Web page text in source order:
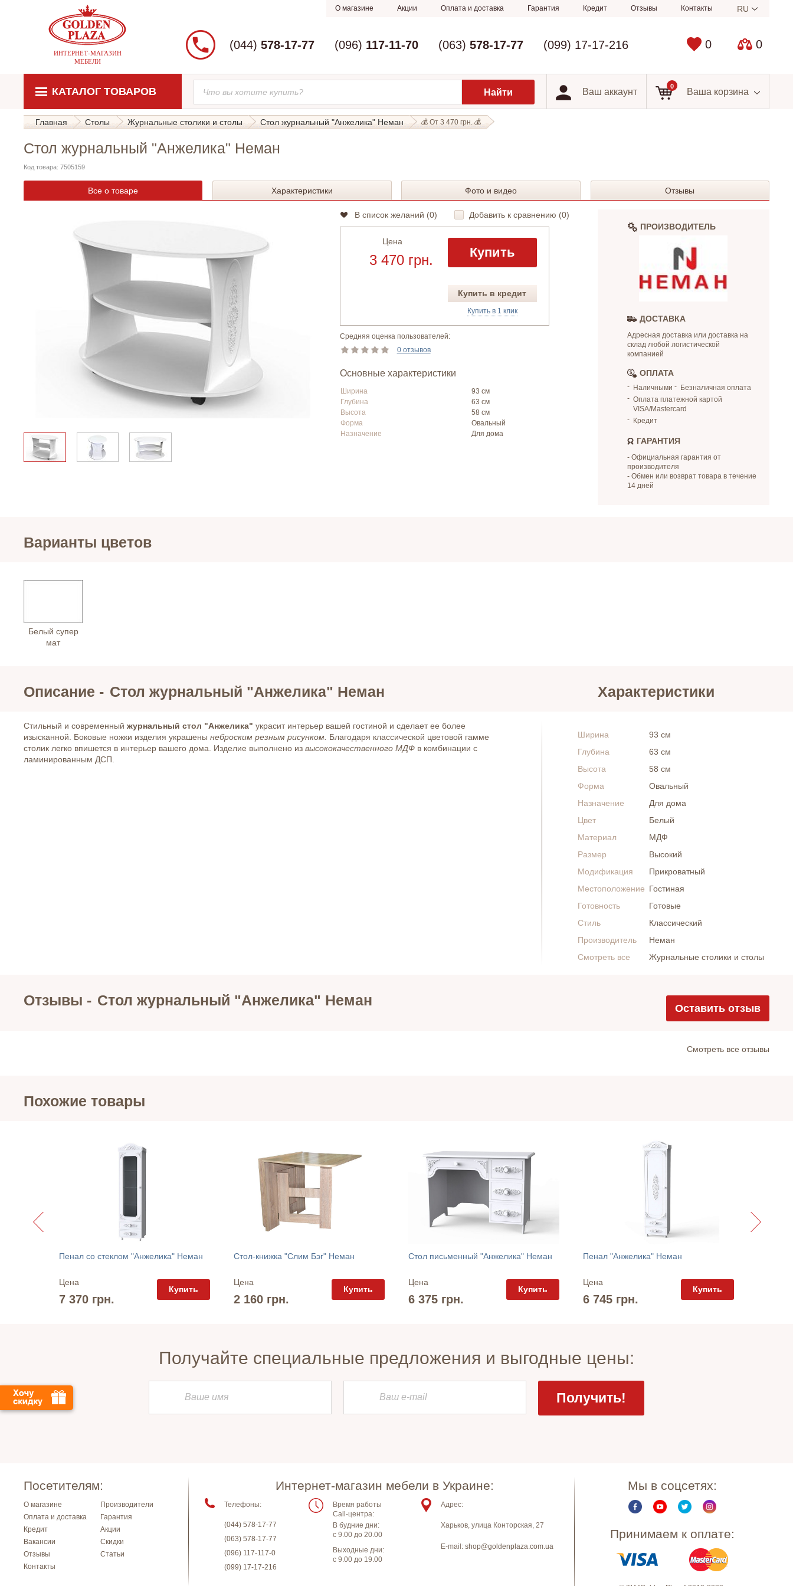
ИНТЕРНЕТ-МАГАЗИН
МЕБЕЛИ
О магазине Акции Оплата и доставка Гарантия Кредит Отзывы Контакты RU
0 0
(044) 578-17-77 (096) 117-11-70 (063) 578-17-77 (099) 17-17-216
КАТАЛОГ ТОВАРОВ Ваш аккаунт
0
Ваша корзина
Главная Столы Журнальные столики и столы Стол журнальный "Анжелика" Неман 💰 От 3 470 грн. 💰
Стол журнальный "Анжелика" Неман
Код товара: 7505159
Все о товаре Характеристики Фото и видео Отзывы
В список желаний (0) Добавить к сравнению (0)
Цена
3 470 грн. Купить
Купить в кредит
Купить в 1 клик
Средняя оценка пользователей:
0 отзывов
Основные характеристики
Ширина
93 см
Глубина
63 см
Высота
58 см
Форма
Овальный
Назначение
Для дома
ПРОИЗВОДИТЕЛЬ
ДОСТАВКА
Адресная доставка или доставка на
склад любой логистической
компанией
ОПЛАТА
Наличными
Безналичная оплата
Оплата платежной картой
VISA/Mastercard
Кредит
ГАРАНТИЯ
- Официальная гарантия от
производителя
- Обмен или возврат товара в течение
14 дней
Варианты цветов
Белый супер
мат
Описание - Стол журнальный "Анжелика" Неман Характеристики
Стильный и современный журнальный стол "Анжелика" украсит интерьер вашей гостиной и сделает ее более
изысканной. Боковые ножки изделия украшены неброским резным рисунком. Благодаря классической цветовой гамме
столик легко впишется в интерьер вашего дома. Изделие выполнено из высококачественного МДФ в комбинации с
ламинированным ДСП.
Ширина
93 см
Глубина
63 см
Высота
58 см
Форма
Овальный
Назначение
Для дома
Цвет
Белый
Материал
МДФ
Размер
Высокий
Модификация
Прикроватный
Местоположение Гостиная
Готовность
Готовые
Стиль
Классический
Производитель
Неман
Смотреть все
Журнальные столики и столы
Отзывы - Стол журнальный "Анжелика" Неман Оставить отзыв
Cмотреть все отзывы
Похожие товары
Пенал со стеклом "Анжелика" Неман
Цена
7 370 грн.
Купить
Стол-книжка "Слим Бэг" Неман
Цена
2 160 грн.
Купить
Стол письменный "Анжелика" Неман
Цена
6 375 грн.
Купить
Пенал "Анжелика" Неман
Цена
6 745 грн.
Купить
Получайте специальные предложения и выгодные цены:
Посетителям:
О магазине
Производители
Оплата и доставка
Гарантия
Кредит
Акции
Вакансии
Скидки
Отзывы
Статьи
Контакты
Интернет-магазин мебели в Украине:
Телефоны:
(044) 578-17-77
(063) 578-17-77
(096) 117-117-0
(099) 17-17-216
Время работы
Call-центра:
В будние дни:
с 9.00 до 20.00
Выходные дни:
с 9.00 до 19.00
Адрес:
Харьков,улица Конторская, 27
E-mail:shop@goldenplaza.com.ua
Мы в соцсетях:
Принимаем к оплате: